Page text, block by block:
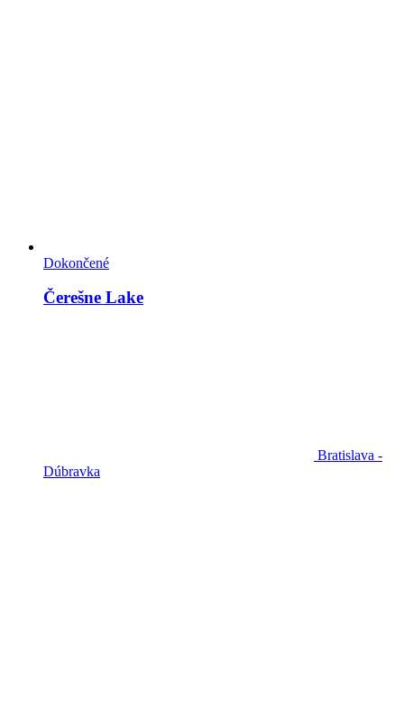
Dokončené
Čerešne Lake
Bratislava -
Dúbravka